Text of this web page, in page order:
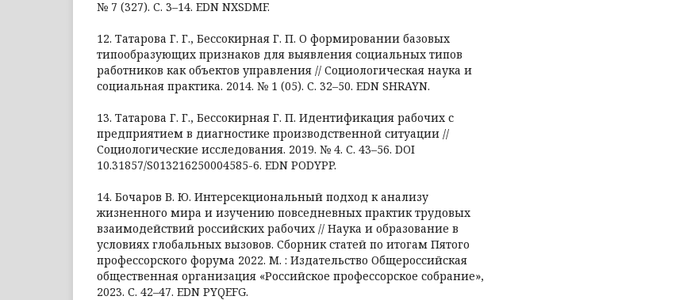
№ 7 (327). C. 3–14. EDN NXSDMF.
12. Татарова Г. Г., Бессокирная Г. П. О формировании базовых
типообразующих признаков для выявления социальных типов
работников как объектов управления // Социологическая наука и
социальная практика. 2014. № 1 (05). С. 32–50. EDN SHRAYN.
13. Татарова Г. Г., Бессокирная Г. П. Идентификация рабочих с
предприятием в диагностике производственной ситуации //
Социологические исследования. 2019. № 4. С. 43–56. DOI
10.31857/S013216250004585-6. EDN PODYPP.
14. Бочаров В. Ю. Интерсекциональный подход к анализу
жизненного мира и изучению повседневных практик трудовых
взаимодействий российских рабочих // Наука и образование в
условиях глобальных вызовов. Сборник статей по итогам Пятого
профессорского форума 2022. М. : Издательство Общероссийская
общественная организация «Российское профессорское собрание»,
2023. С. 42–47. EDN PYQEFG.